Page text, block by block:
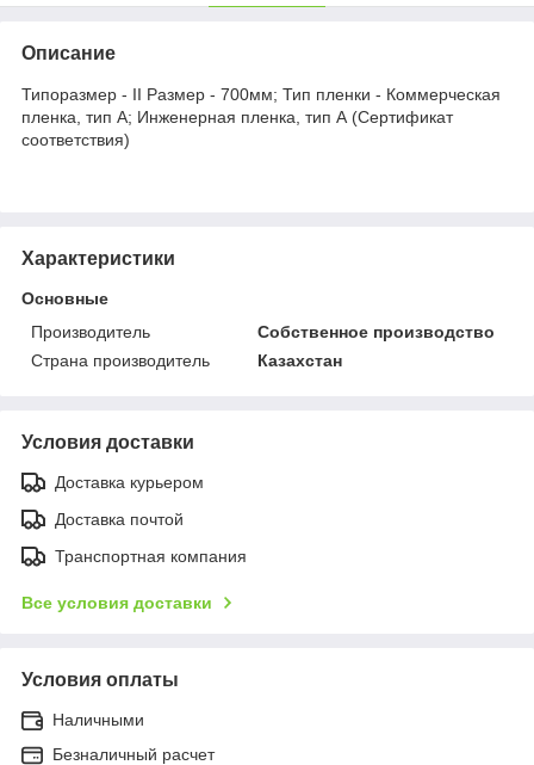
Описание
Типоразмер - II Размер - 700мм; Тип пленки - Коммерческая
пленка, тип А; Инженерная пленка, тип А (Сертификат
соответствия)
Характеристики
Основные
Производитель
Собственное производство
Страна производитель
Казахстан
Условия доставки
Доставка курьером
Доставка почтой
Транспортная компания
Все условия доставки
Условия оплаты
Наличными
Безналичный расчет